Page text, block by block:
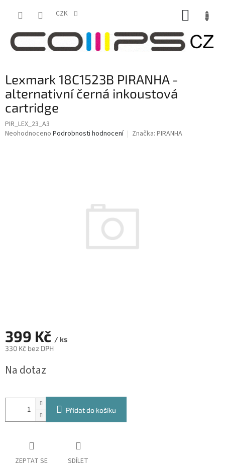
CZK
Lexmark 18C1523B PIRANHA -
alternativní černá inkoustová
cartridge
PIR_LEX_23_A3
Průměrné
Neohodnoceno Podrobnosti hodnocení Značka: PIRANHA
399 Kč / ks
330 Kč bez DPH
cena:
Na dotaz
Přidat do košíku
ZEPTAT SE SDÍLET